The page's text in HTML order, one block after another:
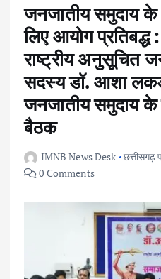
जनजातीय समुदाय के
लिए आयोग
राष्ट्रीय अनुसूचित
सदस्य डॉ. आशा
जनजातीय समुदाय
बैठक
IMNB News Desk छत्तीसगढ़
0 Comments